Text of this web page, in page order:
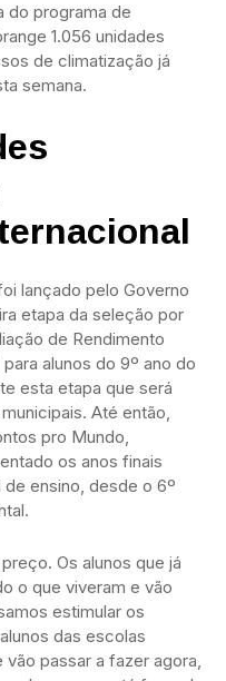
do programa de
1.056 unidades
de climatização já
semana.
lançado pelo Governo
etapa da seleção por
de Rendimento
alunos do 9º ano do
esta etapa que será
Até então,
pro Mundo,
os anos finais
ensino, desde o 6º
Os alunos que já
o que viveram e vão
estimular os
das escolas
passar a fazer agora,